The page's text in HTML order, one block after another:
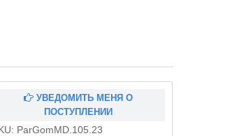
УВЕДОМИТЬ МЕНЯ О
ПОСТУПЛЕНИИ
ParGomMD.105.23